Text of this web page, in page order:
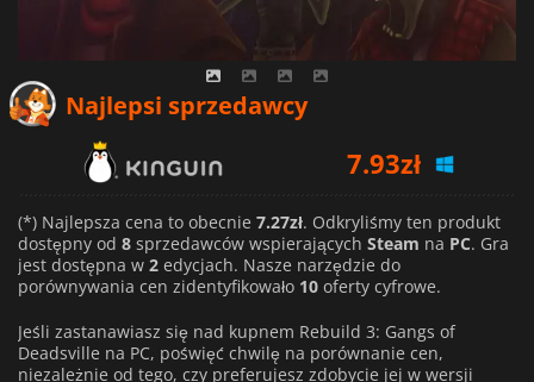
Najlepsi sprzedawcy
8.51zł
7.27zł
(*) Najlepsza cena to obecnie 7.27zł. Odkryliśmy ten produkt
dostępny od 8 sprzedawców wspierających Steam na PC. Gra
jest dostępna w 2 edycjach. Nasze narzędzie do
porównywania cen zidentyfikowało 10 oferty cyfrowe.
Jeśli zastanawiasz się nad kupnem Rebuild 3: Gangs of
Deadsville na PC, poświęć chwilę na porównanie cen,
niezależnie od tego, czy preferujesz zdobycie jej w wersji